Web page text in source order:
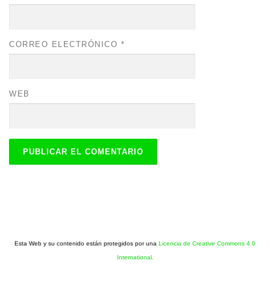
CORREO ELECTRÓNICO *
WEB
Esta Web y su contenido están protegidos por una Licencia de Creative Commons 4.0
International.